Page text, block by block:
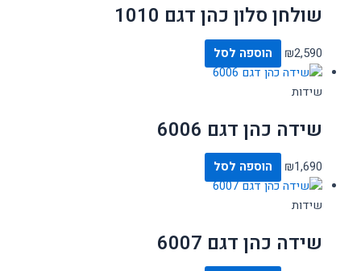
שולחן סלון כהן דגם 1010
₪2,590 הוספה לסל
שידות
שידה כהן דגם 6006
₪1,690 הוספה לסל
שידות
שידה כהן דגם 6007